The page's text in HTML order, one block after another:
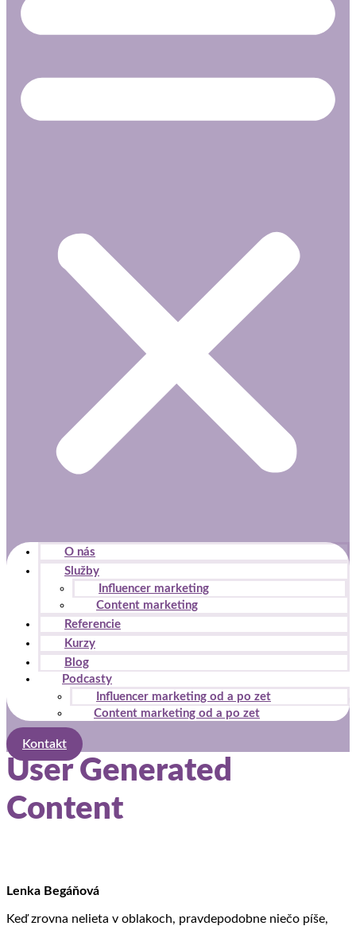
O nás
Služby
Influencer marketing
Content marketing
Referencie
Kurzy
Blog
Podcasty
Influencer marketing od a po zet
Content marketing od a po zet
Kontakt
User Generated
Content
Lenka Begáňová
Keď zrovna nelieta v oblakoch, pravdepodobne niečo píše,